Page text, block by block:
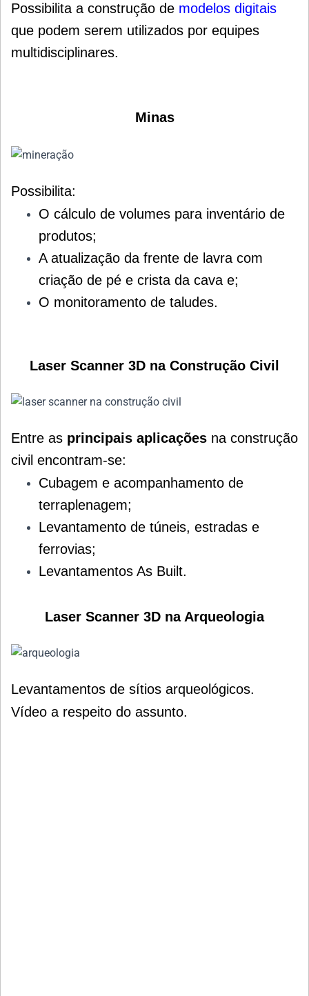
Possibilita a construção de modelos digitais
que podem serem utilizados por equipes
multidisciplinares.
Minas
Possibilita:
O cálculo de volumes para inventário de
produtos;
A atualização da frente de lavra com
criação de pé e crista da cava e;
O monitoramento de taludes.
Laser Scanner 3D na Construção Civil
Entre as principais aplicações na construção
civil encontram-se:
Cubagem e acompanhamento de
terraplenagem;
Levantamento de túneis, estradas e
ferrovias;
Levantamentos As Built.
Laser Scanner 3D na Arqueologia
Levantamentos de sítios arqueológicos.
Vídeo a respeito do assunto.